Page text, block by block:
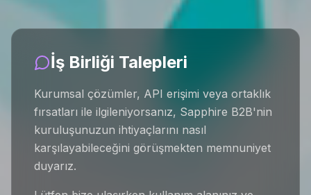
İş Birliği Talepleri
Kurumsal çözümler, API erişimi veya ortaklık
fırsatları ile ilgileniyorsanız, Sapphire B2B'nin
kuruluşunuzun ihtiyaçlarını nasıl
karşılayabileceğini görüşmekten memnuniyet
duyarız.